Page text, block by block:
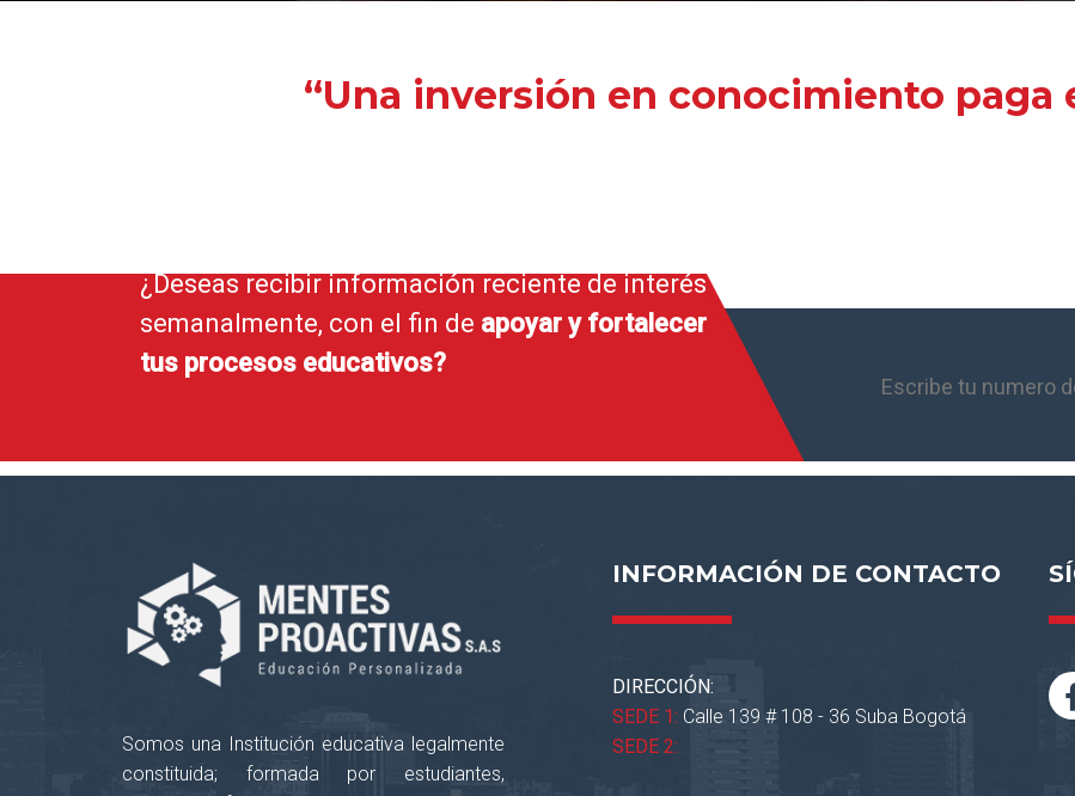
“Una inversión en conocimiento paga
¿Deseas recibir información reciente de interés
semanalmente, con el fin de apoyar y fortalecer
tus procesos educativos?
Somos una Institución educativa legalmente
constituida; formada por estudiantes,
INFORMACIÓN DE CONTACTO
DIRECCIÓN:
SEDE 1: Calle 139 # 108 - 36 Suba Bogotá
SEDE 2: